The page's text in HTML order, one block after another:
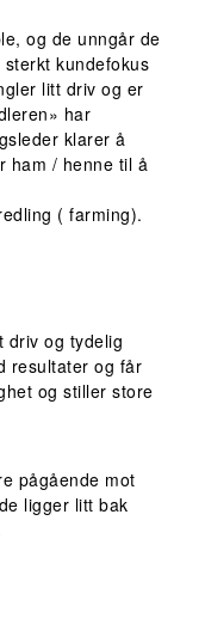
og de unngår de
kundefokus
litt driv og er
har
klarer å
ham / henne til å
( farming).
driv og tydelig
resultater og får
og stiller store
pågående mot
ligger litt bak